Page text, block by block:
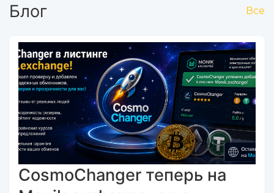
Блог Все
CosmoChanger теперь на